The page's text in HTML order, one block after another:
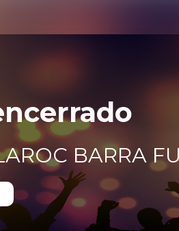
BARRA